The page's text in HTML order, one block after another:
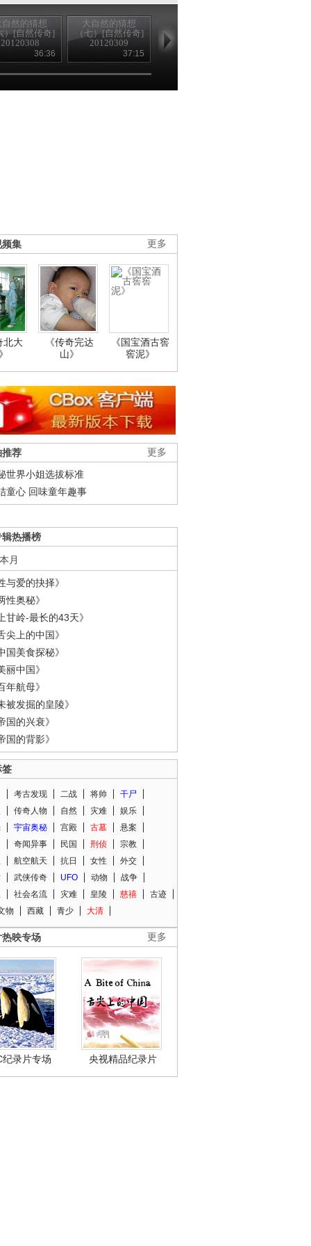
自然的猜想
）[自然传奇]
20120308
36:36
大自然的猜想
（七）[自然传奇]
20120309
37:15
（八）[自然传奇]
更多
频集
北大
《传奇完达
山》
《国宝酒古窖
窖泥》
更多
推荐
世界小姐选拔标准
童心 回味童年趣事
热播榜
本月
与爱的抉择》
性奥秘》
甘岭-最长的43天》
尖上的中国》
国美食探秘》
丽中国》
年航母》
被发掘的皇陵》
国的兴衰》
国的背影》
签
考古发现 二战 将帅
干尸
传奇人物 自然 灾难
娱乐
宇宙奥秘 宫殿 古墓
悬案
奇闻异事 民国 刑侦
宗教
航空航天 抗日 女性
外交
武侠传奇 UFO 动物
战争
社会名流 灾难 皇陵 慈禧
古迹
物
西藏 青少 大清
更多
映专场
纪录片专场 央视精品纪录片